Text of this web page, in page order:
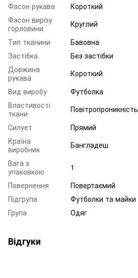
Фасон рукава
Короткий
Фасон вирізу
горловини
Круглий
Тип тканини
Бавовна
Застібка
Без застібки
Довжина
рукава
Короткий
Вид виробу
Футболка
Властивості
ткани
Повітропроникність
Силует
Прямий
Країна
виробник
Бангладеш
Вага з
упаковкою
1
Повернення
Повертаємий
Підгрупа
Футболки та майки
Група
Одяг
Відгуки